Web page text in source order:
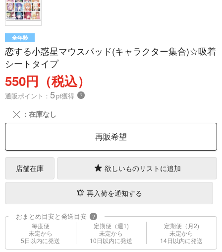
全年齢
恋する小惑星マウスパッド(キャラクター集合)☆吸着
シートタイプ
550円（税込）
通販ポイント： 5pt獲得 ？
╳ ：在庫なし
再販希望
店舗在庫 欲しいものリストに追加
再入荷を通知する
おまとめ目安と発送目安 ?
毎度便
未定から
5日以内に発送
定期便（週1)
未定から
10日以内に発送
定期便（月2)
未定から
14日以内に発送